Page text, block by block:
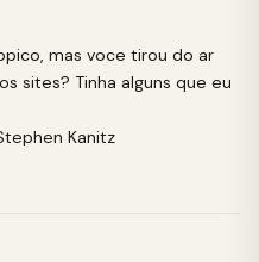
mas voce tirou do ar
sites? Tinha alguns que eu
Kanitz